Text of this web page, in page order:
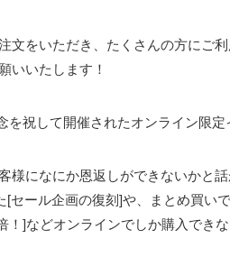
をいただき、たくさんの方にご
いいたします！
祝して開催されたオンライン限定
様になにか恩返しができないかと
セール企画の復刻]や、まとめ買い
]などオンラインでしか購入でき